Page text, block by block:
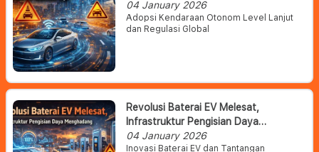
Otonom Level Lanjut
04 January 2026
Adopsi Kendaraan Otonom Level Lanjut
dan Regulasi Global
Revolusi Baterai EV Melesat,
Infrastruktur Pengisian Daya
Menghadang
04 January 2026
Inovasi Baterai EV dan Tantangan